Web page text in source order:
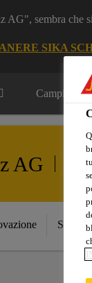
sembra che
SIKA
Campi
AG
Servizi